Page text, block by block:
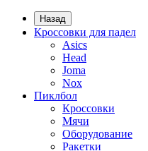
Назад
Кроссовки для падел
Asics
Head
Joma
Nox
Пиклбол
Кроссовки
Мячи
Оборудование
Ракетки